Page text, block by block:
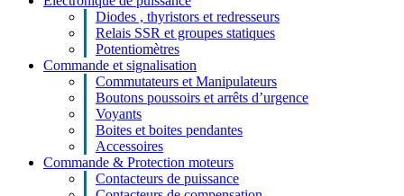
Diodes , thyristors et redresseurs
Relais SSR et groupes statiques
Potentiomètres
Commande et signalisation
Commutateurs et Manipulateurs
Boutons poussoirs et arrêts d’urgence
Voyants
Boites et boites pendantes
Accessoires
Commande & Protection moteurs
Contacteurs de puissance